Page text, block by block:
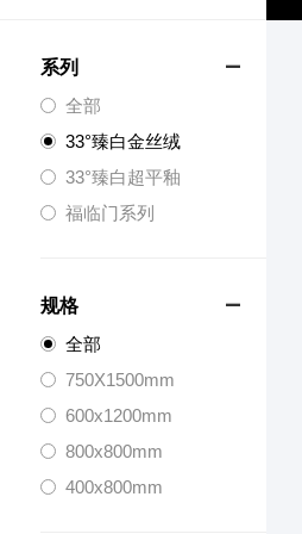
系列 
全部
33°臻白金丝绒
33°臻白超平釉
福临门系列
规格 
全部
750X1500mm
600x1200mm
800x800mm
400x800mm